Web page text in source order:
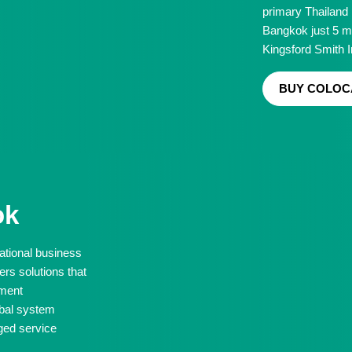
primary
Bangkok just 5
Kingsford Smith
BUY
business
solutions that
system
service